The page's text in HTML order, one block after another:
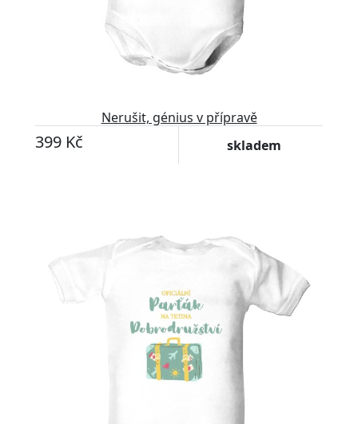
Nerušit, génius v přípravě
399 Kč skladem